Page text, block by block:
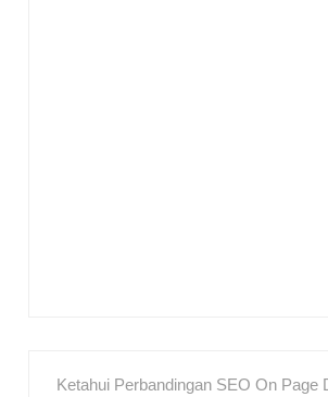
Ketahui Perbandingan SEO On Page